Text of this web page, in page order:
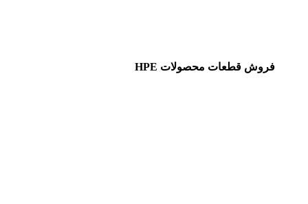
فروش قطعات محصولات HPE